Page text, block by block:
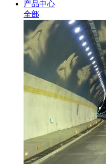
产品中心
全部